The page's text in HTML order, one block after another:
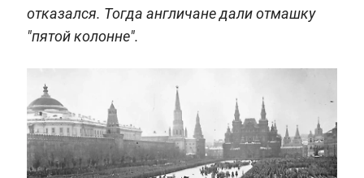
отказался. Тогда англичане дали отмашку
"пятой колонне".